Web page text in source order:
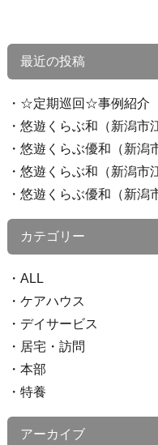
最近の投稿
☆定期巡回☆事例紹介
悠遊くらぶ和（新潟
悠遊くらぶ優和（新
悠遊くらぶ和（新潟市
悠遊くらぶ優和（新
カテゴリー
ALL
ケアハウス
デイサービス
居宅・訪問
本部
特養
アーカイブ